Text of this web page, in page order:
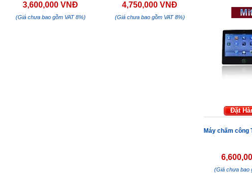
3,600,000 VNĐ
(Giá chưa bao gồm VAT 8%)
4,750,000 VNĐ
(Giá chưa bao gồm VAT 8%)
Đặt
Máy chấm công
(Giá chưa bao